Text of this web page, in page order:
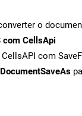
o
com CellsApi
CellsAPI com